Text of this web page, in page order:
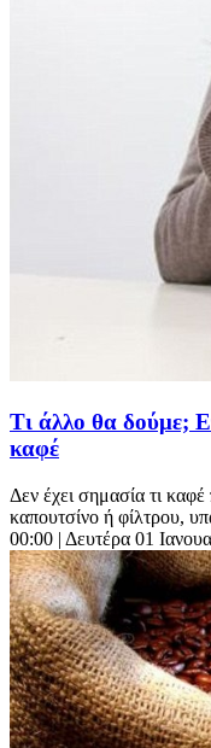
Τι άλλο θα δούμε;
καφέ
Δεν έχει σημασία τι καφέ
καπουτσίνο ή φίλτρου,
00:00 | Δευτέρα 01